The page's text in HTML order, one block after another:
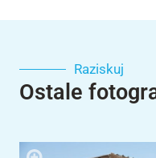
Raziskuj
Ostale